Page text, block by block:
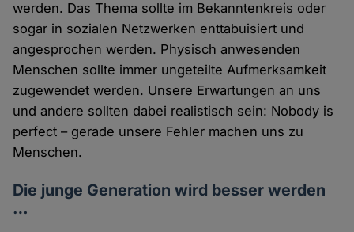
werden. Das Thema sollte im Bekanntenkreis oder
sogar in sozialen Netzwerken enttabuisiert und
angesprochen werden. Physisch anwesenden
Menschen sollte immer ungeteilte Aufmerksamkeit
zugewendet werden. Unsere Erwartungen an uns
und andere sollten dabei realistisch sein: Nobody is
perfect – gerade unsere Fehler machen uns zu
Menschen.
Die junge Generation wird besser werden
…